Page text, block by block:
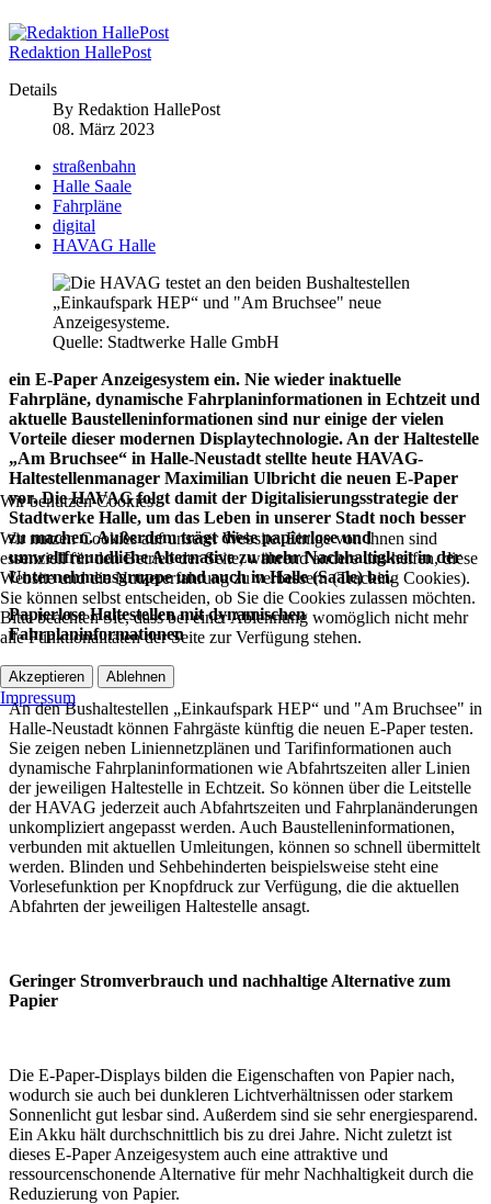
Redaktion HallePost
Details
By Redaktion HallePost
08. März 2023
straßenbahn
Halle Saale
Fahrpläne
digital
HAVAG Halle
Quelle: Stadtwerke Halle GmbH
ein E-Paper Anzeigesystem ein. Nie wieder inaktuelle
Fahrpläne, dynamische Fahrplaninformationen in Echtzeit und
aktuelle Baustelleninformationen sind nur einige der vielen
Vorteile dieser modernen Displaytechnologie. An der Haltestelle
„Am Bruchsee“ in Halle-Neustadt stellte heute HAVAG-
Haltestellenmanager Maximilian Ulbricht die neuen E-Paper
vor. Die HAVAG folgt damit der Digitalisierungsstrategie der
Stadtwerke Halle, um das Leben in unserer Stadt noch besser
zu machen. Außerdem trägt diese papierlose und
umweltfreundliche Alternative zu mehr Nachhaltigkeit in der
Unternehmensgruppe und auch in Halle (Saale) bei.
Papierlose Haltestellen mit dynamischen
Fahrplaninformationen
An den Bushaltestellen „Einkaufspark HEP“ und "Am Bruchsee" in
Halle-Neustadt können Fahrgäste künftig die neuen E-Paper testen.
Sie zeigen neben Liniennetzplänen und Tarifinformationen auch
dynamische Fahrplaninformationen wie Abfahrtszeiten aller Linien
der jeweiligen Haltestelle in Echtzeit. So können über die Leitstelle
der HAVAG jederzeit auch Abfahrtszeiten und Fahrplanänderungen
unkompliziert angepasst werden. Auch Baustelleninformationen,
verbunden mit aktuellen Umleitungen, können so schnell übermittelt
werden. Blinden und Sehbehinderten beispielsweise steht eine
Vorlesefunktion per Knopfdruck zur Verfügung, die die aktuellen
Abfahrten der jeweiligen Haltestelle ansagt.
Geringer Stromverbrauch und nachhaltige Alternative zum
Papier
Die E-Paper-Displays bilden die Eigenschaften von Papier nach,
wodurch sie auch bei dunkleren Lichtverhältnissen oder starkem
Sonnenlicht gut lesbar sind. Außerdem sind sie sehr energiesparend.
Ein Akku hält durchschnittlich bis zu drei Jahre. Nicht zuletzt ist
dieses E-Paper Anzeigesystem auch eine attraktive und
ressourcenschonende Alternative für mehr Nachhaltigkeit durch die
Reduzierung von Papier.
Wir benutzen Cookies
Wir nutzen Cookies auf unserer Website. Einige von ihnen sind
essenziell für den Betrieb der Seite, während andere uns helfen, diese
Website und die Nutzererfahrung zu verbessern (Tracking Cookies).
Sie können selbst entscheiden, ob Sie die Cookies zulassen möchten.
Bitte beachten Sie, dass bei einer Ablehnung womöglich nicht mehr
alle Funktionalitäten der Seite zur Verfügung stehen.
Akzeptieren Ablehnen
Impressum